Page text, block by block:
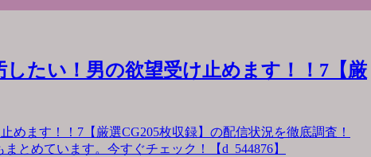
したい！男の欲望受け止めます！！7【厳
ます！！7【厳選CG205枚収録】の配信状況を徹底調査！
とめています。今すぐチェック！【d_544876】